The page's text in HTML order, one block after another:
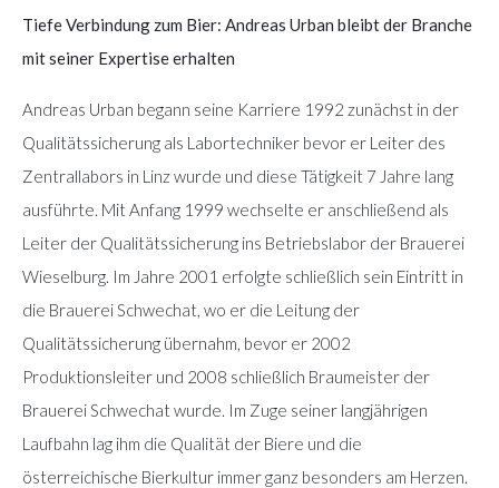
Tiefe Verbindung zum Bier: Andreas Urban bleibt der Branche
mit seiner Expertise erhalten
Andreas Urban begann seine Karriere 1992 zunächst in der
Qualitätssicherung als Labortechniker bevor er Leiter des
Zentrallabors in Linz wurde und diese Tätigkeit 7 Jahre lang
ausführte. Mit Anfang 1999 wechselte er anschließend als
Leiter der Qualitätssicherung ins Betriebslabor der Brauerei
Wieselburg. Im Jahre 2001 erfolgte schließlich sein Eintritt in
die Brauerei Schwechat, wo er die Leitung der
Qualitätssicherung übernahm, bevor er 2002
Produktionsleiter und 2008 schließlich Braumeister der
Brauerei Schwechat wurde. Im Zuge seiner langjährigen
Laufbahn lag ihm die Qualität der Biere und die
österreichische Bierkultur immer ganz besonders am Herzen.